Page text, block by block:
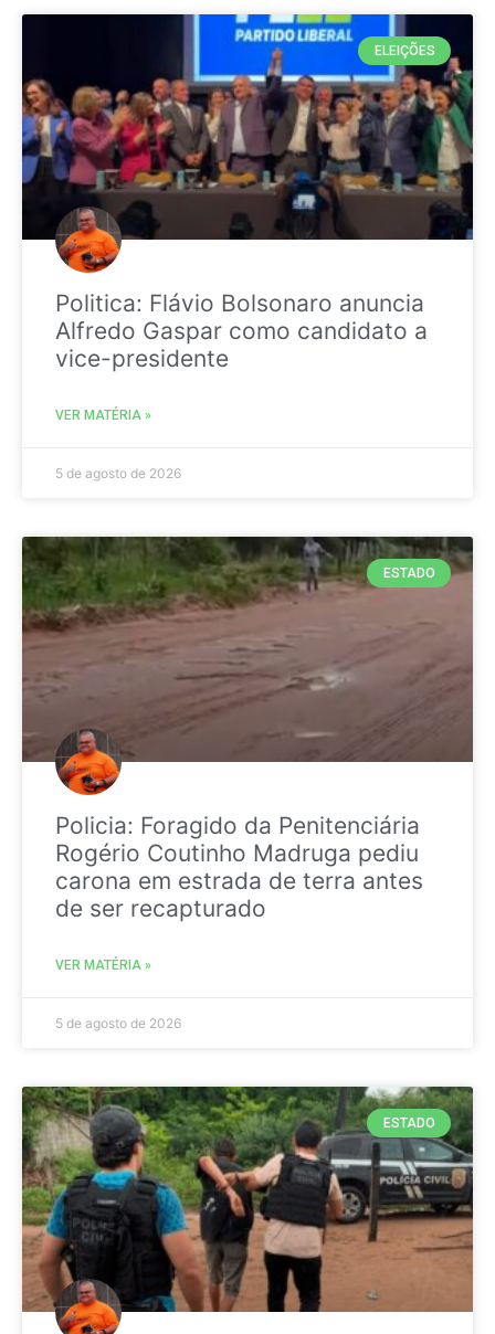
ELEIÇÕES
Politica: Flávio Bolsonaro anuncia
Alfredo Gaspar como candidato a
vice-presidente
VER MATÉRIA »
5 de agosto de 2026
ESTADO
Policia: Foragido da Penitenciária
Rogério Coutinho Madruga pediu
carona em estrada de terra antes
de ser recapturado
VER MATÉRIA »
5 de agosto de 2026
ESTADO